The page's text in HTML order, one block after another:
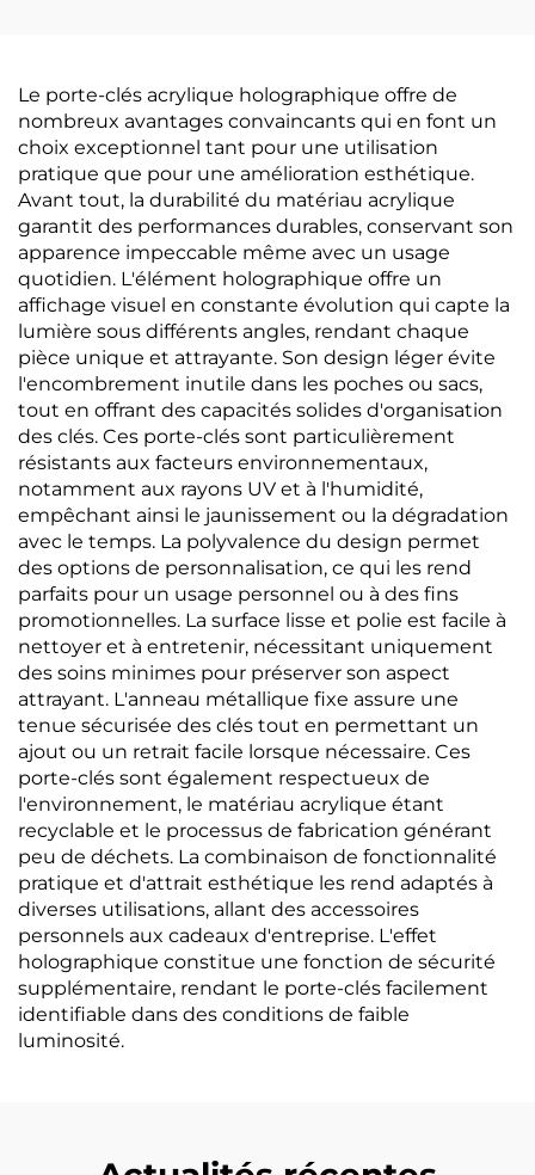
Le porte-clés acrylique holographique offre de
nombreux avantages convaincants qui en font un
choix exceptionnel tant pour une utilisation
pratique que pour une amélioration esthétique.
Avant tout, la durabilité du matériau acrylique
garantit des performances durables, conservant son
apparence impeccable même avec un usage
quotidien. L'élément holographique offre un
affichage visuel en constante évolution qui capte la
lumière sous différents angles, rendant chaque
pièce unique et attrayante. Son design léger évite
l'encombrement inutile dans les poches ou sacs,
tout en offrant des capacités solides d'organisation
des clés. Ces porte-clés sont particulièrement
résistants aux facteurs environnementaux,
notamment aux rayons UV et à l'humidité,
empêchant ainsi le jaunissement ou la dégradation
avec le temps. La polyvalence du design permet
des options de personnalisation, ce qui les rend
parfaits pour un usage personnel ou à des fins
promotionnelles. La surface lisse et polie est facile à
nettoyer et à entretenir, nécessitant uniquement
des soins minimes pour préserver son aspect
attrayant. L'anneau métallique fixe assure une
tenue sécurisée des clés tout en permettant un
ajout ou un retrait facile lorsque nécessaire. Ces
porte-clés sont également respectueux de
l'environnement, le matériau acrylique étant
recyclable et le processus de fabrication générant
peu de déchets. La combinaison de fonctionnalité
pratique et d'attrait esthétique les rend adaptés à
diverses utilisations, allant des accessoires
personnels aux cadeaux d'entreprise. L'effet
holographique constitue une fonction de sécurité
supplémentaire, rendant le porte-clés facilement
identifiable dans des conditions de faible
luminosité.